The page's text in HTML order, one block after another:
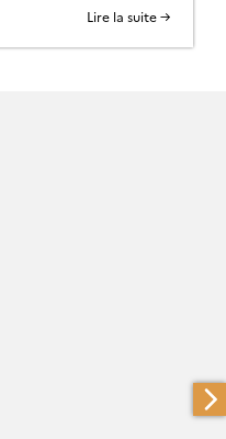
Lire la suite →